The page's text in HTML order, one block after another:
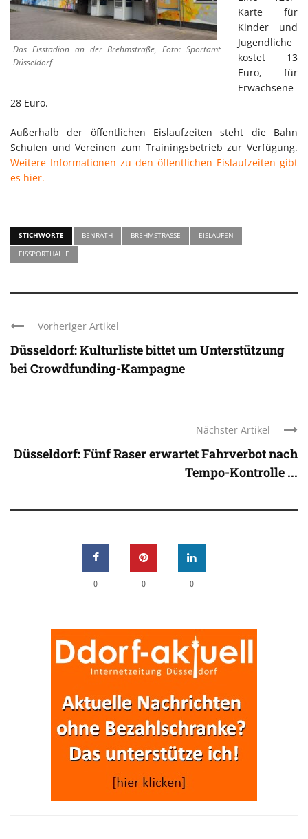
Das Eisstadion an der Brehmstraße, Foto: Sportamt
Düsseldorf
Karte für
Kinder und
Jugendliche
kostet 13
Euro, für
Erwachsene
28 Euro.
Außerhalb der öffentlichen Eislaufzeiten steht die Bahn
Schulen und Vereinen zum Trainingsbetrieb zur Verfügung.
Weitere Informationen zu den öffentlichen Eislaufzeiten gibt
es hier.
STICHWORTE BENRATH BREHMSTRASSE
EISLAUFEN
EISSPORTHALLE
Vorheriger Artikel
Düsseldorf: Kulturliste bittet um Unterstützung
bei Crowdfunding-Kampagne
Nächster Artikel
Düsseldorf: Fünf Raser erwartet Fahrverbot nach
Tempo-Kontrolle ...
0 0 0